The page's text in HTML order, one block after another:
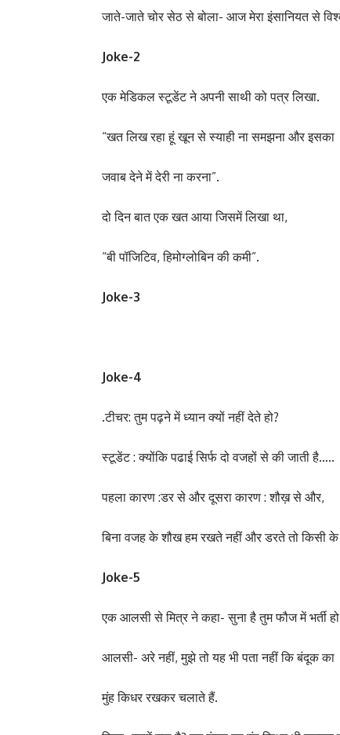
जाते-जाते चोर सेठ से बोला- आज मेरा इंसानियत से
Joke-2
एक मेडिकल स्टूडेंट ने अपनी साथी को पत्र लिखा.
“खत लिख रहा हूं खून से स्याही ना समझना और इसका
जवाब देने में देरी ना करना”.
दो दिन बात एक खत आया जिसमें लिखा था,
“बी पॉजिटिव, हिमोग्लोबिन की कमी”.
Joke-3
Joke-4
.टीचर: तुम पढ़ने में ध्यान क्यों नहीं देते हो?
स्टूडेंट : क्योंकि पढाई सिर्फ दो वजहों से की जाती है…..
पहला कारण :डर से और दूसरा कारण : शौख़ से और,
बिना वजह के शौख हम रखते नहीं और डरते तो किसी के
Joke-5
एक आलसी से मित्र ने कहा- सुना है तुम फौज में भर्ती हो
आलसी- अरे नहीं, मुझे तो यह भी पता नहीं कि बंदूक का
मुंह किधर रखकर चलाते हैं.